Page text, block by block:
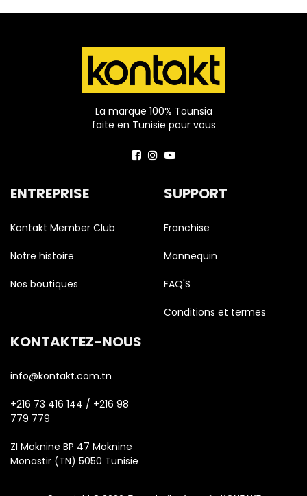
La marque 100% Tounsia
faite en Tunisie pour vous
ENTREPRISE
Kontakt Member Club
Notre histoire
Nos boutiques
SUPPORT
Franchise
Mannequin
FAQ'S
Conditions et termes
KONTAKTEZ-NOUS
info@kontakt.com.tn
+216 73 416 144 / +216 98
779 779
ZI Moknine BP 47 Moknine
Monastir (TN) 5050 Tunisie